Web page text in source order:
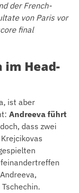
der French-
von Paris vor
final
im Head-
ist aber
Andreeva führt
dass zwei